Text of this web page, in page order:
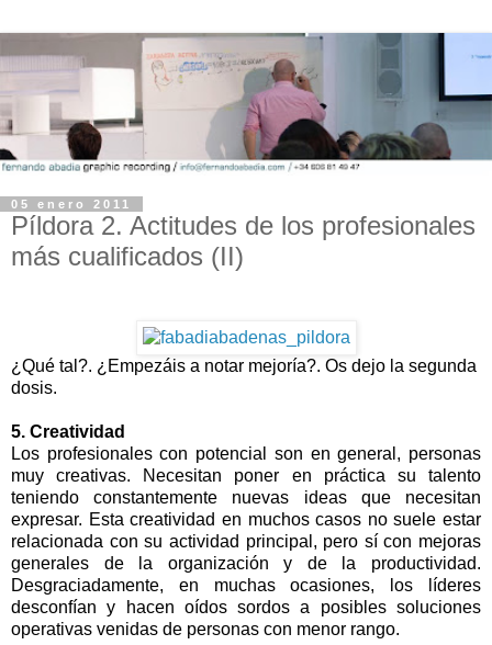
05 enero 2011
Píldora 2. Actitudes de los profesionales
más cualificados (II)
¿Qué tal?. ¿Empezáis a notar mejoría?. Os dejo la segunda
dosis.
5. Creatividad
Los profesionales con potencial son en general, personas
muy creativas. Necesitan poner en práctica su talento
teniendo constantemente nuevas ideas que necesitan
expresar. Esta creatividad en muchos casos no suele estar
relacionada con su actividad principal, pero sí con mejoras
generales de la organización y de la productividad.
Desgraciadamente, en muchas ocasiones, los líderes
desconfían y hacen oídos sordos a posibles soluciones
operativas venidas de personas con menor rango.